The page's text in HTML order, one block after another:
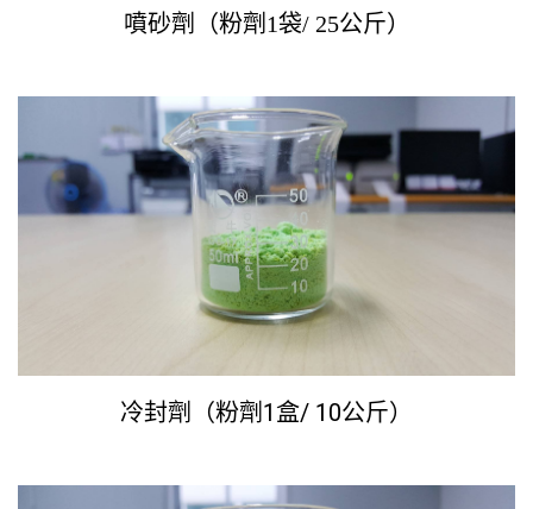
噴砂劑（粉劑1袋/ 25公斤）
冷封劑（粉劑1盒/ 10公斤）